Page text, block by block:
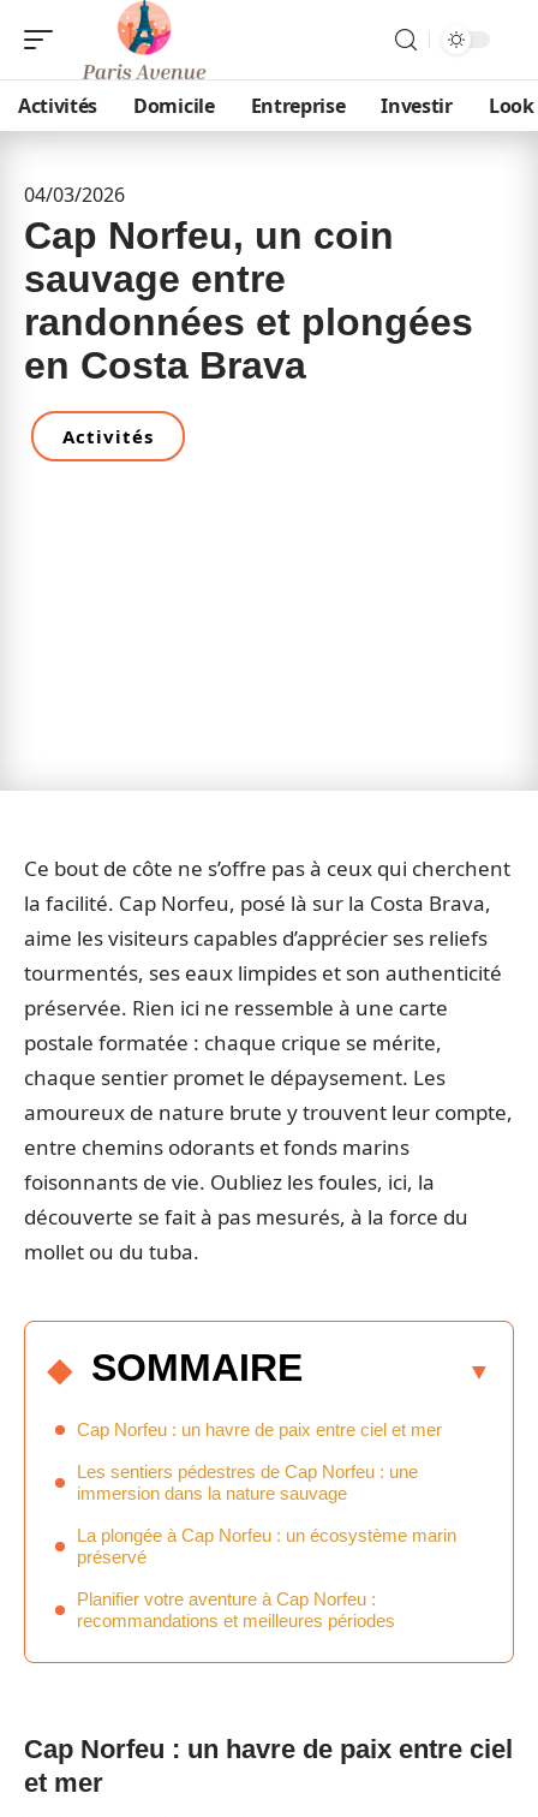
Activités Domicile Entreprise Investir Look
04/03/2026
Cap Norfeu, un coin
sauvage entre
randonnées et plongées
en Costa Brava
Activités
Ce bout de côte ne s’offre pas à ceux qui cherchent
la facilité. Cap Norfeu, posé là sur la Costa Brava,
aime les visiteurs capables d’apprécier ses reliefs
tourmentés, ses eaux limpides et son authenticité
préservée. Rien ici ne ressemble à une carte
postale formatée : chaque crique se mérite,
chaque sentier promet le dépaysement. Les
amoureux de nature brute y trouvent leur compte,
entre chemins odorants et fonds marins
foisonnants de vie. Oubliez les foules, ici, la
découverte se fait à pas mesurés, à la force du
mollet ou du tuba.
SOMMAIRE
Cap Norfeu : un havre de paix entre ciel et mer
Les sentiers pédestres de Cap Norfeu : une
immersion dans la nature sauvage
La plongée à Cap Norfeu : un écosystème marin
préservé
Planifier votre aventure à Cap Norfeu :
recommandations et meilleures périodes
Cap Norfeu : un havre de paix entre ciel
et mer